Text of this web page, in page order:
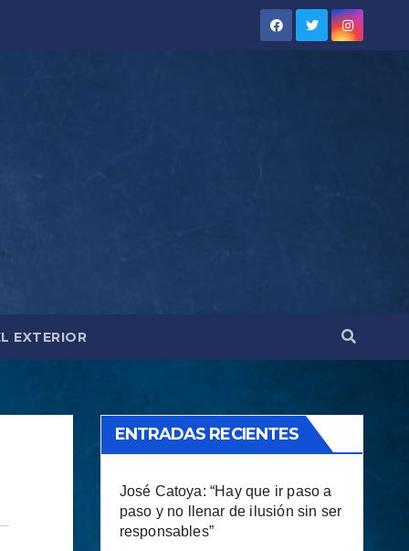
EXTERIOR
ENTRADAS RECIENTES
José Catoya: “Hay que ir paso a
paso y no llenar de ilusión sin ser
responsables”